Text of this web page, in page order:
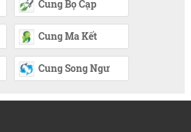
Cung Bọ Cạp
Cung Ma Kết
Cung Song Ngư